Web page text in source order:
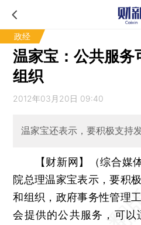
政经
温家宝：公共服务
组织
2012年03月20日 09:40
温家宝还表示，要积极支持
【财新网】（综合媒
院总理温家宝表示，要积
和组织，政府事务性管理
会提供的公共服务，可以